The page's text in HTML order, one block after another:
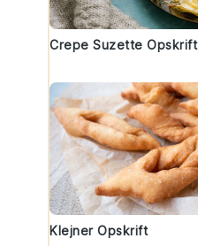
Crepe Suzette Opskrift
Klejner Opskrift